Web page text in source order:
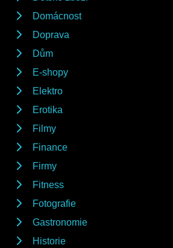
Domácnost
Doprava
Dům
E-shopy
Elektro
Erotika
Filmy
Finance
Firmy
Fitness
Fotografie
Gastronomie
Historie